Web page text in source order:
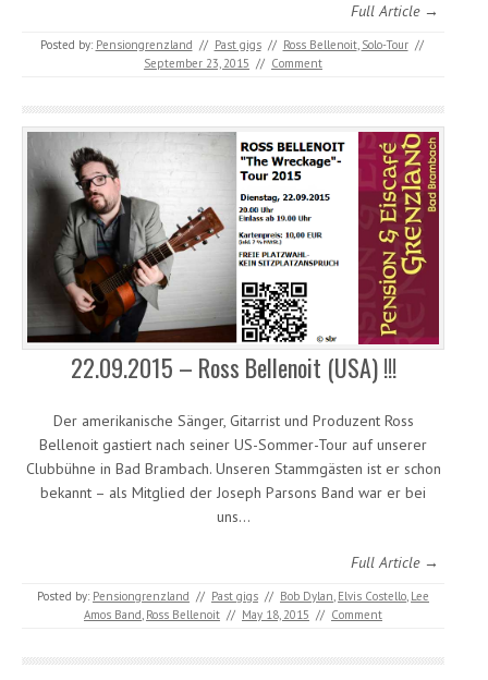
Full Article →
Posted by: Pensiongrenzland // Past gigs // Ross Bellenoit, Solo-Tour //
September 23, 2015 // Comment
22.09.2015 – Ross Bellenoit (USA) !!!
Der amerikanische Sänger, Gitarrist und Produzent Ross
Bellenoit gastiert nach seiner US-Sommer-Tour auf unserer
Clubbühne in Bad Brambach. Unseren Stammgästen ist er schon
bekannt – als Mitglied der Joseph Parsons Band war er bei
uns…
Full Article →
Posted by: Pensiongrenzland // Past gigs // Bob Dylan, Elvis Costello, Lee
Amos Band, Ross Bellenoit // May 18, 2015 // Comment